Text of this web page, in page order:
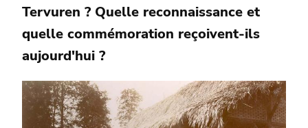
Tervuren ? Quelle reconnaissance et
quelle commémoration reçoivent-ils
aujourd'hui ?